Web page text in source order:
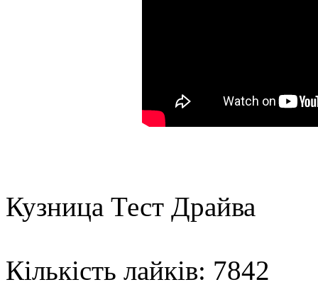
Кузница Тест Драйва
Кількість лайків: 7842